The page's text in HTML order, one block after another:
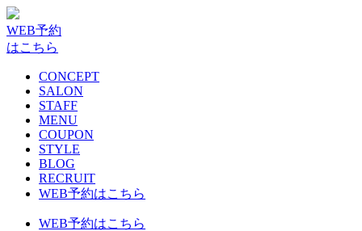
WEB予約
はこちら
CONCEPT
SALON
STAFF
MENU
COUPON
STYLE
BLOG
RECRUIT
WEB予約はこちら
WEB予約はこちら